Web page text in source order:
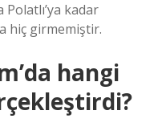
Polatlı’ya kadar
hiç girmemiştir.
hangi